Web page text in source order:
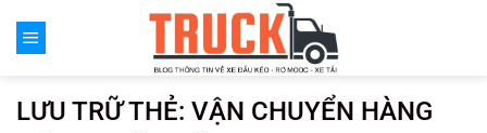
đến
LƯU TRỮ THẺ: VẬN CHUYỂN HÀNG